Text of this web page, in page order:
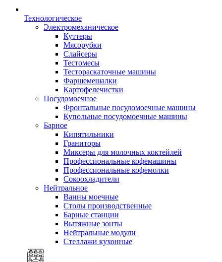
Технологическое
Электромеханическое
Куттеры
Мясорубки
Слайсеры
Тестомесы
Тестораскаточные машины
Фаршемешалки
Картофелечистки
Посудомоечное
Фронтальные посудомоечные машины
Купольные посудомоечные машины
Барное
Кипятильники
Граниторы
Миксеры для молочных коктейлей
Профессиональные кофемашины
Профессиональные кофемолки
Сокоохладители
Нейтральное
Ванны моечные
Столы производственные
Барные станции
Вытяжные зонты
Нейтральные модули
Стеллажи кухонные